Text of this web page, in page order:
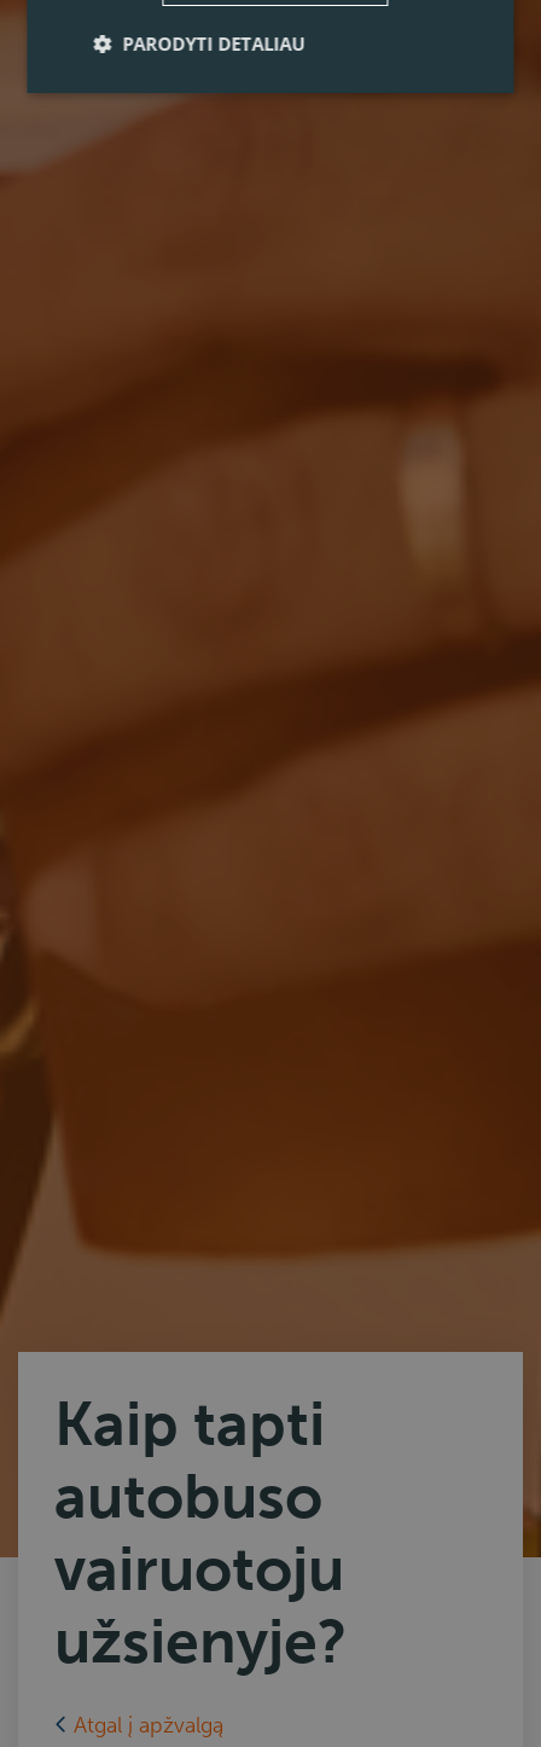
Kaip tapti
autobuso
vairuotoju
užsienyje?
Atgal į apžvalgą
PARODYTI DETALIAU